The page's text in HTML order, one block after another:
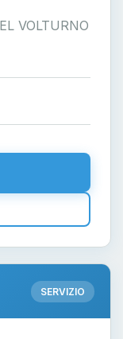
VOLTURNO
SERVIZIO